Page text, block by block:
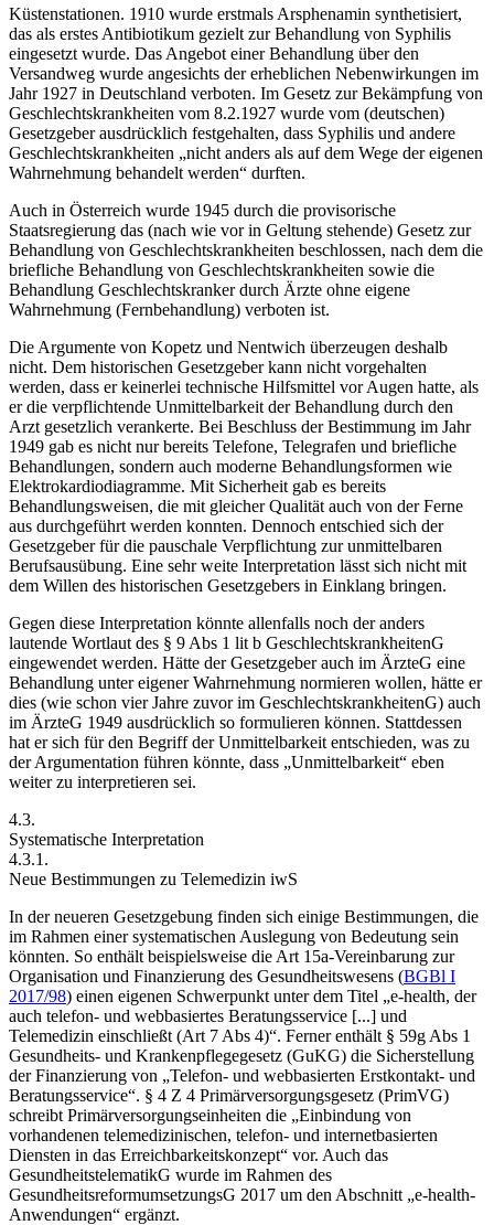
Küstenstationen. 1910 wurde erstmals Arsphenamin synthetisiert,
das als erstes Antibiotikum gezielt zur Behandlung von Syphilis
eingesetzt wurde. Das Angebot einer Behandlung über den
Versandweg wurde angesichts der erheblichen Nebenwirkungen im
Jahr 1927 in Deutschland verboten. Im Gesetz zur Bekämpfung von
Geschlechtskrankheiten vom 8.2.1927 wurde vom (deutschen)
Gesetzgeber ausdrücklich festgehalten, dass Syphilis und andere
Geschlechtskrankheiten „nicht anders als auf dem Wege der eigenen
Wahrnehmung behandelt werden“ durften.
Auch in Österreich wurde 1945 durch die provisorische
Staatsregierung das (nach wie vor in Geltung stehende) Gesetz zur
Behandlung von Geschlechtskrankheiten beschlossen, nach dem die
briefliche Behandlung von Geschlechtskrankheiten sowie die
Behandlung Geschlechtskranker durch Ärzte ohne eigene
Wahrnehmung (Fernbehandlung) verboten ist.
Die Argumente von Kopetz und Nentwich überzeugen deshalb
nicht. Dem historischen Gesetzgeber kann nicht vorgehalten
werden, dass er keinerlei technische Hilfsmittel vor Augen hatte, als
er die verpflichtende Unmittelbarkeit der Behandlung durch den
Arzt gesetzlich verankerte. Bei Beschluss der Bestimmung im Jahr
1949 gab es nicht nur bereits Telefone, Telegrafen und briefliche
Behandlungen, sondern auch moderne Behandlungsformen wie
Elektrokardiodiagramme. Mit Sicherheit gab es bereits
Behandlungsweisen, die mit gleicher Qualität auch von der Ferne
aus durchgeführt werden konnten. Dennoch entschied sich der
Gesetzgeber für die pauschale Verpflichtung zur unmittelbaren
Berufsausübung. Eine sehr weite Interpretation lässt sich nicht mit
dem Willen des historischen Gesetzgebers in Einklang bringen.
Gegen diese Interpretation könnte allenfalls noch der anders
lautende Wortlaut des § 9 Abs 1 lit b GeschlechtskrankheitenG
eingewendet werden. Hätte der Gesetzgeber auch im ÄrzteG eine
Behandlung unter eigener Wahrnehmung normieren wollen, hätte er
dies (wie schon vier Jahre zuvor im GeschlechtskrankheitenG) auch
im ÄrzteG 1949 ausdrücklich so formulieren können. Stattdessen
hat er sich für den Begriff der Unmittelbarkeit entschieden, was zu
der Argumentation führen könnte, dass „Unmittelbarkeit“ eben
weiter zu interpretieren sei.
4.3.
Systematische Interpretation
4.3.1.
Neue Bestimmungen zu Telemedizin iwS
In der neueren Gesetzgebung finden sich einige Bestimmungen, die
im Rahmen einer systematischen Auslegung von Bedeutung sein
könnten. So enthält beispielsweise die Art 15a-Vereinbarung zur
Organisation und Finanzierung des Gesundheitswesens (BGBl I
2017/98) einen eigenen Schwerpunkt unter dem Titel „e-health, der
auch telefon- und webbasiertes Beratungsservice [...] und
Telemedizin einschließt (Art 7 Abs 4)“. Ferner enthält § 59g Abs 1
Gesundheits- und Krankenpflegegesetz (GuKG) die Sicherstellung
der Finanzierung von „Telefon- und webbasierten Erstkontakt- und
Beratungsservice“. § 4 Z 4 Primärversorgungsgesetz (PrimVG)
schreibt Primärversorgungseinheiten die „Einbindung von
vorhandenen telemedizinischen, telefon- und internetbasierten
Diensten in das Erreichbarkeitskonzept“ vor. Auch das
GesundheitstelematikG wurde im Rahmen des
GesundheitsreformumsetzungsG 2017 um den Abschnitt „e-health-
Anwendungen“ ergänzt.